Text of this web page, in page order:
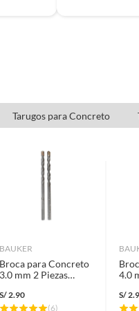
Tarugos para Concreto
BAUKER
Broca para Concreto
3.0 mm 2 Piezas
S/ 2.90
(6)
4.0
S/